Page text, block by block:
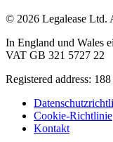
© 2026 Legalease Ltd.
In England und Wales
VAT GB 321 5727 22
Registered address:
Cookie-Richtlinie
Kontakt